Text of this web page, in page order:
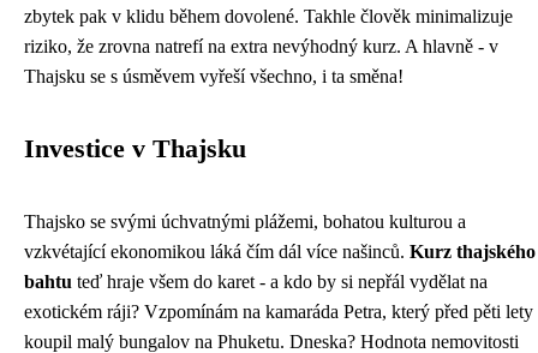
zbytek pak v klidu během dovolené. Takhle člověk minimalizuje
riziko, že zrovna natrefí na extra nevýhodný kurz. A hlavně - v
Thajsku se s úsměvem vyřeší všechno, i ta směna!
Investice v Thajsku
Thajsko se svými úchvatnými plážemi, bohatou kulturou a
vzkvétající ekonomikou láká čím dál více našinců. Kurz thajského
bahtu teď hraje všem do karet - a kdo by si nepřál vydělat na
exotickém ráji? Vzpomínám na kamaráda Petra, který před pěti lety
koupil malý bungalov na Phuketu. Dneska? Hodnota nemovitosti